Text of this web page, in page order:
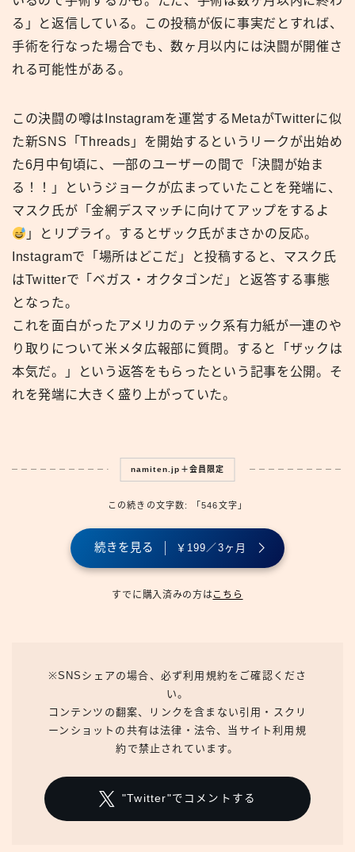
る」と返信している。この投稿が仮に事実だとすれば、
手術を行なった場合でも、数ヶ月以内には決闘が開催さ
れる可能性がある。
この決闘の噂はInstagramを運営するMetaがTwitterに似
た新SNS「Threads」を開始するというリークが出始め
た6月中旬頃に、一部のユーザーの間で「決闘が始ま
る！！」というジョークが広まっていたことを発端に、
マスク氏が「金網デスマッチに向けてアップをするよ
」とリプライ。するとザック氏がまさかの反応。
Instagramで「場所はどこだ」と投稿すると、マスク氏
はTwitterで「ベガス・オクタゴンだ」と返答する事態
となった。
これを面白がったアメリカのテック系有力紙が一連のや
り取りについて米メタ広報部に質問。すると「ザックは
本気だ。」という返答をもらったという記事を公開。そ
れを発端に大きく盛り上がっていた。
namiten.jp＋会員限定
この続きの文字数: 「546文字」
続きを見る ￥199／3ヶ月
すでに購入済みの方はこちら
※SNSシェアの場合、必ず利用規約をご確認くださ
い。
コンテンツの翻案、リンクを含まない引用・スクリ
ーンショットの共有は法律・法令、当サイト利用規
約で禁止されています。
"Twitter"でコメントする